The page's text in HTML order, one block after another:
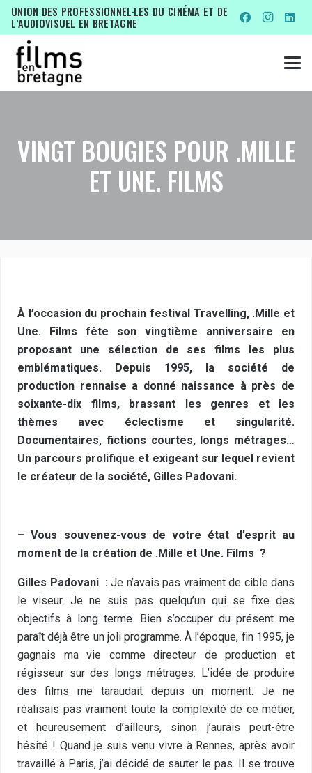
UNION DES PROFESSIONNEL·LES DU CINÉMA ET DE
L’AUDIOVISUEL EN BRETAGNE
VINGT BOUGIES POUR .MILLE
ET UNE. FILMS
À l’occasion du prochain festival Travelling, .Mille et
Une. Films fête son vingtième anniversaire en
proposant une sélection de ses films les plus
emblématiques. Depuis 1995, la société de
production rennaise a donné naissance à près de
soixante-dix films, brassant les genres et les
thèmes avec éclectisme et singularité.
Documentaires, fictions courtes, longs métrages…
Un parcours prolifique et exigeant sur lequel revient
le créateur de la société, Gilles Padovani.
– Vous souvenez-vous de votre état d’esprit au
moment de la création de .Mille et Une. Films ?
Gilles Padovani :Je n’avais pas vraiment de cible dans
le viseur. Je ne suis pas quelqu’un qui se fixe des
objectifs à long terme. Bien s’occuper du présent me
paraît déjà être un joli programme. À l’époque, fin 1995, je
gagnais ma vie comme directeur de production et
régisseur sur des longs métrages. L’idée de produire
des films me taraudait depuis un moment. Je ne
réalisais pas vraiment toute la complexité de ce métier,
et heureusement d’ailleurs, sinon j’aurais peut-être
hésité ! Quand je suis venu vivre à Rennes, après avoir
travaillé à Paris, j’ai décidé de sauter le pas. Il se trouve